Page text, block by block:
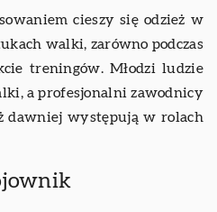
cieszy się odzież w
walki, zarówno podczas
treningów. Młodzi ludzie
a profesjonalni zawodnicy
dawniej występują w rolach